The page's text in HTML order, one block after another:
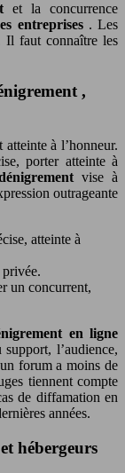
et la concurrence
entreprises . Les
Il faut connaître les
,
atteinte à l’honneur.
porter atteinte à
vise à
outrageante
atteinte à
un concurrent,
en ligne
l’audience,
forum a moins de
tiennent compte
de diffamation en
années.
hébergeurs